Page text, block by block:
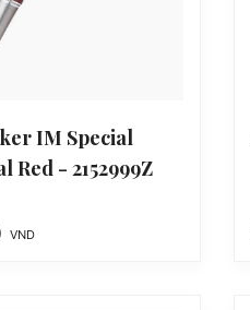
IM Special
Red - 2152999Z
VND